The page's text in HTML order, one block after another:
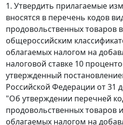
1. Утвердить прилагаемые
вносятся в перечень кодов
продовольственных товаров
общероссийским
облагаемых налогом на
налоговой ставке 10
утвержденный
Российской Федерации от 31
"Об утверждении перечней
продовольственных товаров
облагаемых налогом на